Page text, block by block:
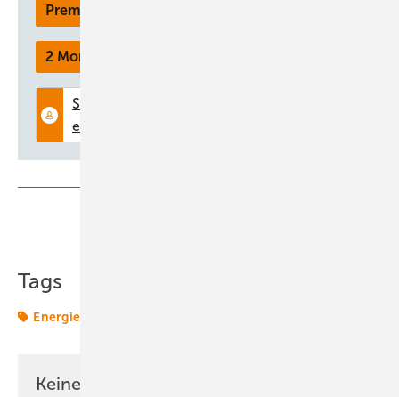
Premium Mitgliedschaft
2 Monate kostenlos testen
Tags
Energiemarkt
Keine Zeit? Kein Problem mit dem ERE